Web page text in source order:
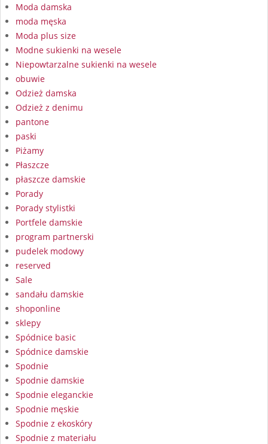
Moda damska
moda męska
Moda plus size
Modne sukienki na wesele
Niepowtarzalne sukienki na wesele
obuwie
Odzież damska
Odzież z denimu
pantone
paski
Piżamy
Płaszcze
płaszcze damskie
Porady
Porady stylistki
Portfele damskie
program partnerski
pudelek modowy
reserved
Sale
sandału damskie
shoponline
sklepy
Spódnice basic
Spódnice damskie
Spodnie
Spodnie damskie
Spodnie eleganckie
Spodnie męskie
Spodnie z ekoskóry
Spodnie z materiału